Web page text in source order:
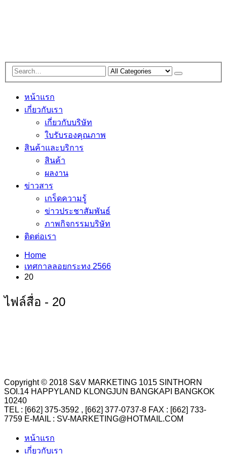
หน้าแรก
เกี่ยวกับเรา
เกี่ยวกับบริษัท
ใบรับรองคุณภาพ
สินค้าและบริการ
สินค้า
ผลงาน
ข่าวสาร
เกร็ดความรู้
ข่าวประชาสัมพันธ์
ภาพกิจกรรมบริษัท
ติดต่อเรา
Home
เทศกาลลอยกระทง 2566
20
ไฟล์สื่อ - 20
Copyright © 2018 S&V MARKETING 1015 SINTHORN
SOI.14 HAPPYLAND KLONGJUN BANGKAPI BANGKOK
10240
TEL : [662] 375-3592 , [662] 377-0737-8 FAX : [662] 733-
7759 E-MAIL : SV-MARKETING@HOTMAIL.COM
หน้าแรก
เกี่ยวกับเรา